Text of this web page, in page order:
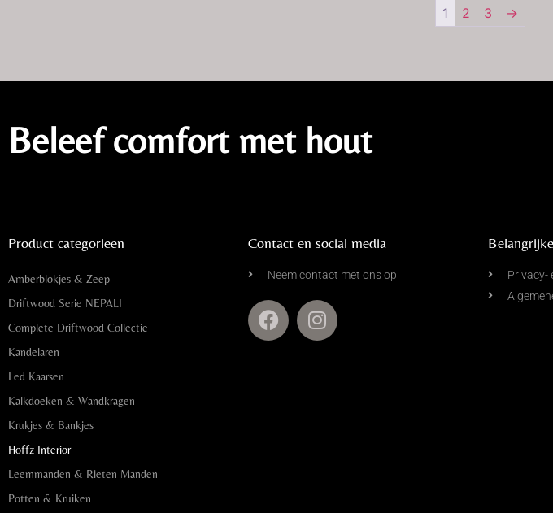
1 2 3 →
Beleef comfort met hout
Product categorieen
Amberblokjes & Zeep
Driftwood Serie NEPALI
Complete Driftwood Collectie
Kandelaren
Led Kaarsen
Kalkdoeken & Wandkragen
Krukjes & Bankjes
Hoffz Interior
Leemmanden & Rieten Manden
Potten & Kruiken
Contact en social media
Neem contact met ons op
Privacy-